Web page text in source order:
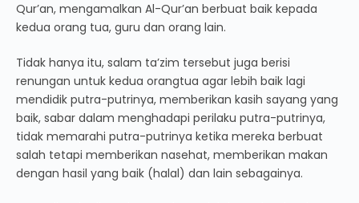
Qur’an, mengamalkan Al-Qur’an berbuat baik kepada
kedua orang tua, guru dan orang lain.
Tidak hanya itu, salam ta’zim tersebut juga berisi
renungan untuk kedua orangtua agar lebih baik lagi
mendidik putra-putrinya, memberikan kasih sayang yang
baik, sabar dalam menghadapi perilaku putra-putrinya,
tidak memarahi putra-putrinya ketika mereka berbuat
salah tetapi memberikan nasehat, memberikan makan
dengan hasil yang baik (halal) dan lain sebagainya.